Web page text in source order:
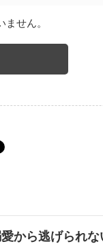
せん。
から逃げられな